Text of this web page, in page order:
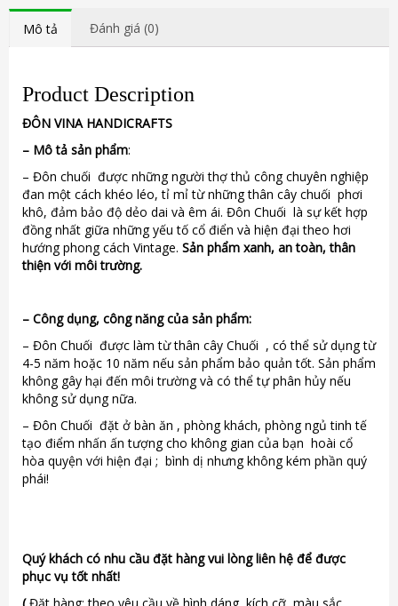
Mô tả Đánh giá (0)
Product Description
ĐÔN VINA HANDICRAFTS
– Mô tả sản phẩm:
– Đôn chuối được những người thợ thủ công chuyên nghiệp
đan một cách khéo léo, tỉ mỉ từ những thân cây chuối phơi
khô, đảm bảo độ dẻo dai và êm ái. Đôn Chuối là sự kết hợp
đồng nhất giữa những yếu tố cổ điển và hiện đại theo hơi
hướng phong cách Vintage. Sản phẩm xanh, an toàn, thân
thiện với môi trường.
– Công dụng, công năng của sản phẩm:
– Đôn Chuối được làm từ thân cây Chuối , có thể sử dụng từ
4-5 năm hoặc 10 năm nếu sản phẩm bảo quản tốt. Sản phẩm
không gây hại đến môi trường và có thể tự phân hủy nếu
không sử dụng nữa.
– Đôn Chuối đặt ở bàn ăn , phòng khách, phòng ngủ tinh tế
tạo điểm nhấn ấn tượng cho không gian của bạn hoài cổ
hòa quyện với hiện đại ; bình dị nhưng không kém phần quý
phái!
Quý khách có nhu cầu đặt hàng vui lòng liên hệ để được
phục vụ tốt nhất!
(Đặt hàng: theo yêu cầu về hình dáng, kích cỡ, màu sắc